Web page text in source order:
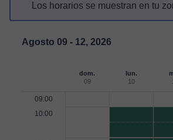
Los horarios se muestran en tu
Agosto 09 - 12, 2026
dom.
09
lun.
10
09:00
10:00